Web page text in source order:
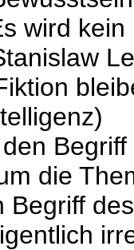
wird
die
Begriff